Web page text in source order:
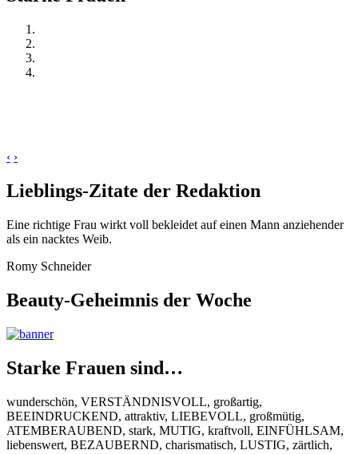
‹ ›
Lieblings-Zitate der Redaktion
Eine richtige Frau wirkt voll bekleidet auf einen Mann anziehender
als ein nacktes Weib.
Romy Schneider
Beauty-Geheimnis der Woche
Starke Frauen sind…
wunderschön, VERSTÄNDNISVOLL, großartig,
BEEINDRUCKEND, attraktiv, LIEBEVOLL, großmütig,
ATEMBERAUBEND, stark, MUTIG, kraftvoll, EINFÜHLSAM,
liebenswert, BEZAUBERND, charismatisch, LUSTIG, zärtlich,